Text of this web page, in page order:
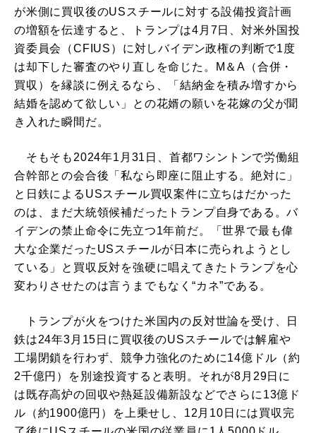
が米側に買収後のUSスチールに対する設備投資計画
の増額を伝達すると、トランプは4月7日、対米外国投
資委員会（CFIUS）に対しバイデン政権の判断で1度
は却下した審査のやり直しを命じた。M＆A（合併・
買収）を縁談に例えるなら、「結納金を積み増すから
結婚を認めて欲しい」との花婿の願いを花嫁の父が聞
き入れた瞬間だ。
そもそも2024年1月31日、首都ワシントンで労働組
合幹部との会合後「私なら即座に阻止する。絶対に」
と日鉄によるUSスチール買収案件に立ちはだかった
のは、まだ大統領候補だったトランプ自身である。バ
イデンの禁止命令に先立つ1年前だ。「世界で最も偉
大な企業だったUSスチールが日本に売られようとし
ている」と買収反対を強硬に唱えてきたトランプを心
変わりさせたのは言うまでもなく“カネ”である。
トランプが火をつけた米国内の反対世論を受け、日
鉄は24年3月15日に買収後のUSスチールでは解雇や
工場閉鎖を行わず、競争力強化のために14億ドル（約
2千億円）を別途投資すると表明。それが8月29日に
は既存高炉の回収や熱延設備新設などでさらに13億ド
ル（約1900億円）を上乗せし、12月10日には買収完